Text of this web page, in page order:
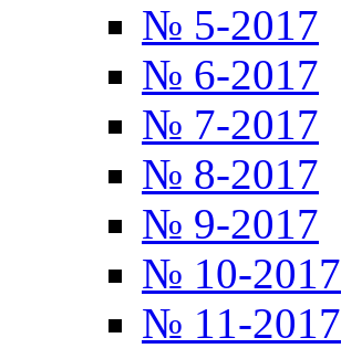
№ 5-2017
№ 6-2017
№ 7-2017
№ 8-2017
№ 9-2017
№ 10-2017
№ 11-2017